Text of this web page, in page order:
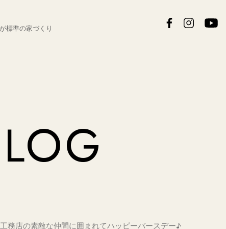
標準の家づくり
務店の素敵な仲間に囲まれてハッピーバースデー♪